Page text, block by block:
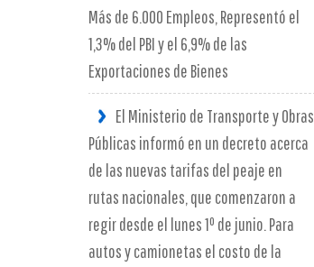
Más de 6.000 Empleos, Representó el
1,3% del PBI y el 6,9% de las
Exportaciones de Bienes
El Ministerio de Transporte y Obras
Públicas informó en un decreto acerca
de las nuevas tarifas del peaje en
rutas nacionales, que comenzaron a
regir desde el lunes 1º de junio. Para
autos y camionetas el costo de la